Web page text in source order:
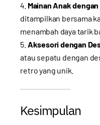
Mainan Anak
ditampilkan bersama
menambah daya tarik
Aksesori dengan
atau sepatu dengan
retro yang unik.
Kesimpulan